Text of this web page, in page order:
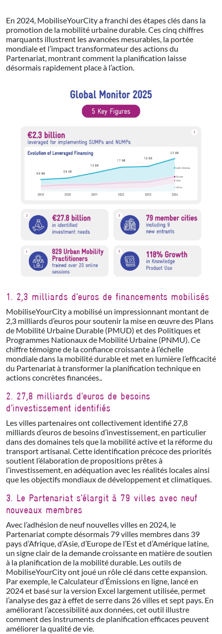
En 2024, MobiliseYourCity a franchi des étapes clés dans la
promotion de la mobilité urbaine durable. Ces cinq chiffres
marquants illustrent les avancées mesurables, la portée
mondiale et l’impact transformateur des actions du
Partenariat, montrant comment la planification laisse
désormais rapidement place à l’action.
1. 2,3 milliards d’euros de financements mobilisés
MobiliseYourCity a mobilisé un impressionnant montant de
2,3 milliards d’euros pour soutenir la mise en œuvre des Plans
de Mobilité Urbaine Durable (PMUD) et des Politiques et
Programmes Nationaux de Mobilité Urbaine (PNMU). Ce
chiffre témoigne de la confiance croissante à l’échelle
mondiale dans la mobilité durable et met en lumière l’efficacité
du Partenariat à transformer la planification technique en
actions concrètes financées..
2. 27,8 milliards d’euros de besoins
d’investissement identifiés
Les villes partenaires ont collectivement identifié 27,8
milliards d’euros de besoins d’investissement, en particulier
dans des domaines tels que la mobilité active et la réforme du
transport artisanal. Cette identification précoce des priorités
soutient l’élaboration de propositions prêtes à
l’investissement, en adéquation avec les réalités locales ainsi
que les objectifs mondiaux de développement et climatiques.
3. Le Partenariat s’élargit à 79 villes avec neuf
nouveaux membres
Avec l’adhésion de neuf nouvelles villes en 2024, le
Partenariat compte désormais 79 villes membres dans 39
pays d’Afrique, d’Asie, d’Europe de l’Est et d’Amérique latine,
un signe clair de la demande croissante en matière de soutien
à la planification de la mobilité durable. Les outils de
MobiliseYourCity ont joué un rôle clé dans cette expansion.
Par exemple, le Calculateur d’Émissions en ligne, lancé en
2024 et basé sur la version Excel largement utilisée, permet
l’analyse des gaz à effet de serre dans 26 villes et sept pays. En
améliorant l’accessibilité aux données, cet outil illustre
comment des instruments de planification efficaces peuvent
améliorer la qualité de vie.